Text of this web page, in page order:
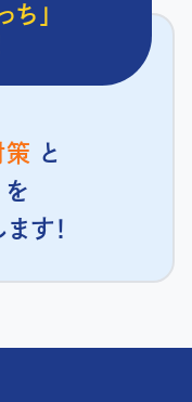
ち」
策 と
を
す！